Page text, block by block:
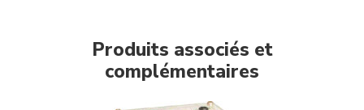
Produits associés et
complémentaires